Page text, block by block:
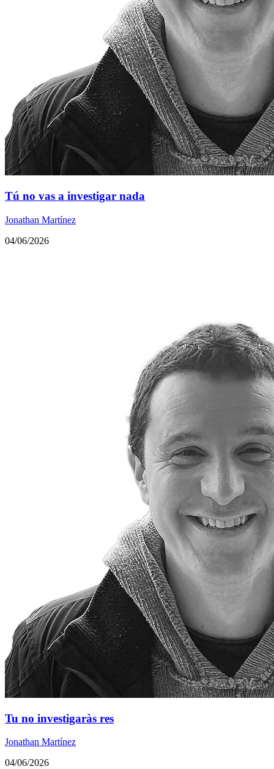
Tú no vas a investigar nada
Jonathan Martínez
04/06/2026
Tu no investigaràs res
Jonathan Martínez
04/06/2026